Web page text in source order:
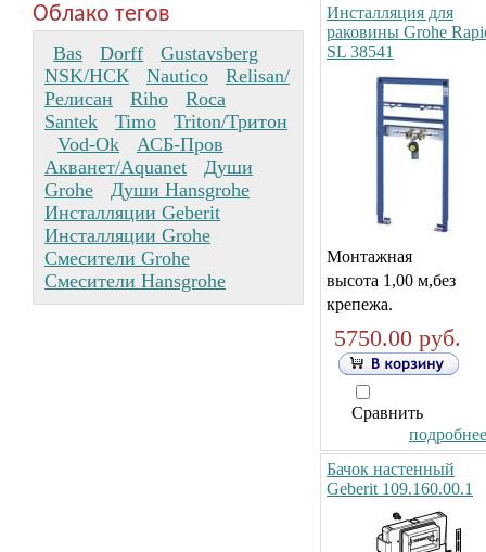
Облако тегов
Bas Dorff
Gustavsberg
NSK/НСК
Nautico
Relisan/
Релисан
Riho
Roca
Santek
Timo
Triton/Тритон
Vod-Ok
АСБ-Пров
Акванет/Aquanet
Души
Grohe
Души Hansgrohe
Инсталляции Geberit
Инсталляции Grohe
Смесители Grohe
Смесители Hansgrohe
Инсталляция для
раковины Grohe
SL 38541
Монтажная
высота 1,00 м,без
крепежа.
5750.00 руб.
Сравнить
Бачок настенный
Geberit 109.160.00.1